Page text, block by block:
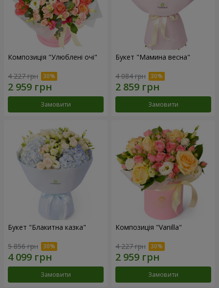
Композиція "Улюблені очі"
4 227 грн
Замовити
Букет "Мамина весна"
4 084 грн
Замовити
Букет "Блакитна казка"
5 856 грн
Замовити
Композиція "Vanilla"
4 227 грн
Замовити